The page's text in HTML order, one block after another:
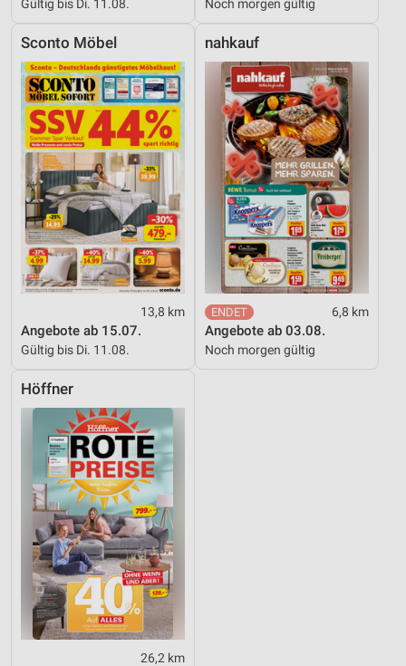
Gültig bis Di. 11.08. Noch morgen gültig
Sconto Möbel
13,8 km
Angebote ab 15.07.
Gültig bis Di. 11.08.
nahkauf
6,8 km
Angebote ab 03.08.
Noch morgen gültig
Höffner
26,2 km